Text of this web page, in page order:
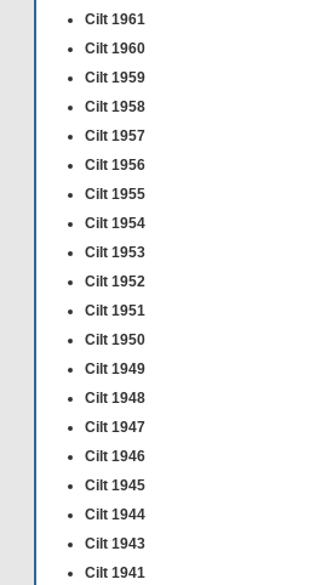
Cilt 1961
Cilt 1960
Cilt 1959
Cilt 1958
Cilt 1957
Cilt 1956
Cilt 1955
Cilt 1954
Cilt 1953
Cilt 1952
Cilt 1951
Cilt 1950
Cilt 1949
Cilt 1948
Cilt 1947
Cilt 1946
Cilt 1945
Cilt 1944
Cilt 1943
Cilt 1941